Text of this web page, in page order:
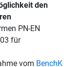
den
PN-EN
für
vom BenchK